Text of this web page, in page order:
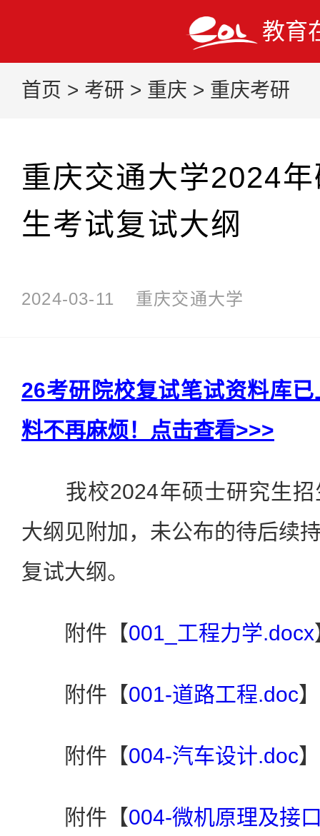
教育
首页 > 考研 > 重庆 > 重庆考研
重庆交通大学2024
生考试复试大纲
2024-03-11 重庆交通大学
26考研院校复试笔试资料库
料不再麻烦！点击查看>>>
我校2024年硕士研究生招
大纲见附加，未公布的待后续
复试大纲。
附件【001_工程力学.docx
附件【001-道路工程.doc】
附件【004-汽车设计.doc】
附件【004-微机原理及接